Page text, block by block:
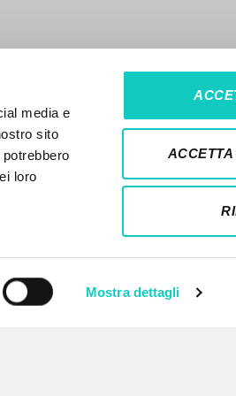
media e
sito
loro
Mostra dettagli
NEWSLETTER